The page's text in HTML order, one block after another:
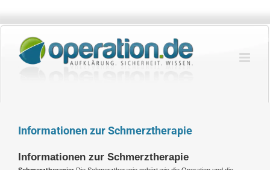
springen
Informationen zur Schmerztherapie
Informationen zur Schmerztherapie